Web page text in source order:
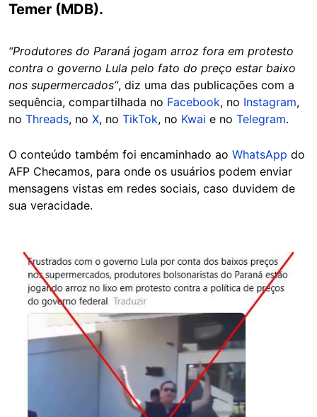
Temer (MDB).
“Produtores do Paraná jogam arroz fora em protesto
contra o governo Lula pelo fato do preço estar baixo
nos supermercados”, diz uma das publicações com a
sequência, compartilhada no Facebook, no Instagram,
no Threads, no X, no TikTok, no Kwai e no Telegram.
O conteúdo também foi encaminhado ao WhatsApp do
AFP Checamos, para onde os usuários podem enviar
mensagens vistas em redes sociais, caso duvidem de
sua veracidade.
Image